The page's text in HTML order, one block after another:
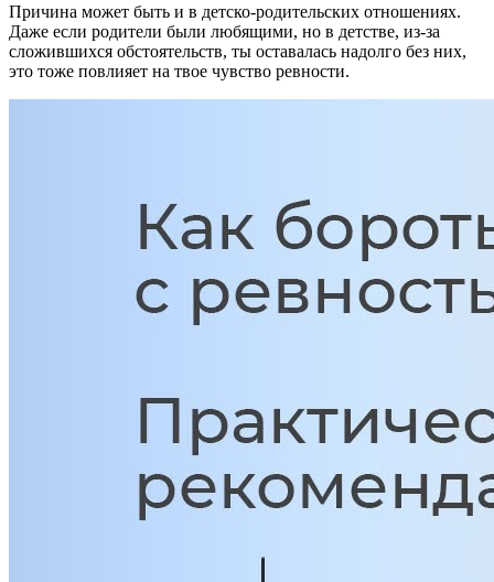
Причина может быть и в детско-родительских отношениях.
Даже если родители были любящими, но в детстве, из-за
сложившихся обстоятельств, ты оставалась надолго без них,
это тоже повлияет на твое чувство ревности.